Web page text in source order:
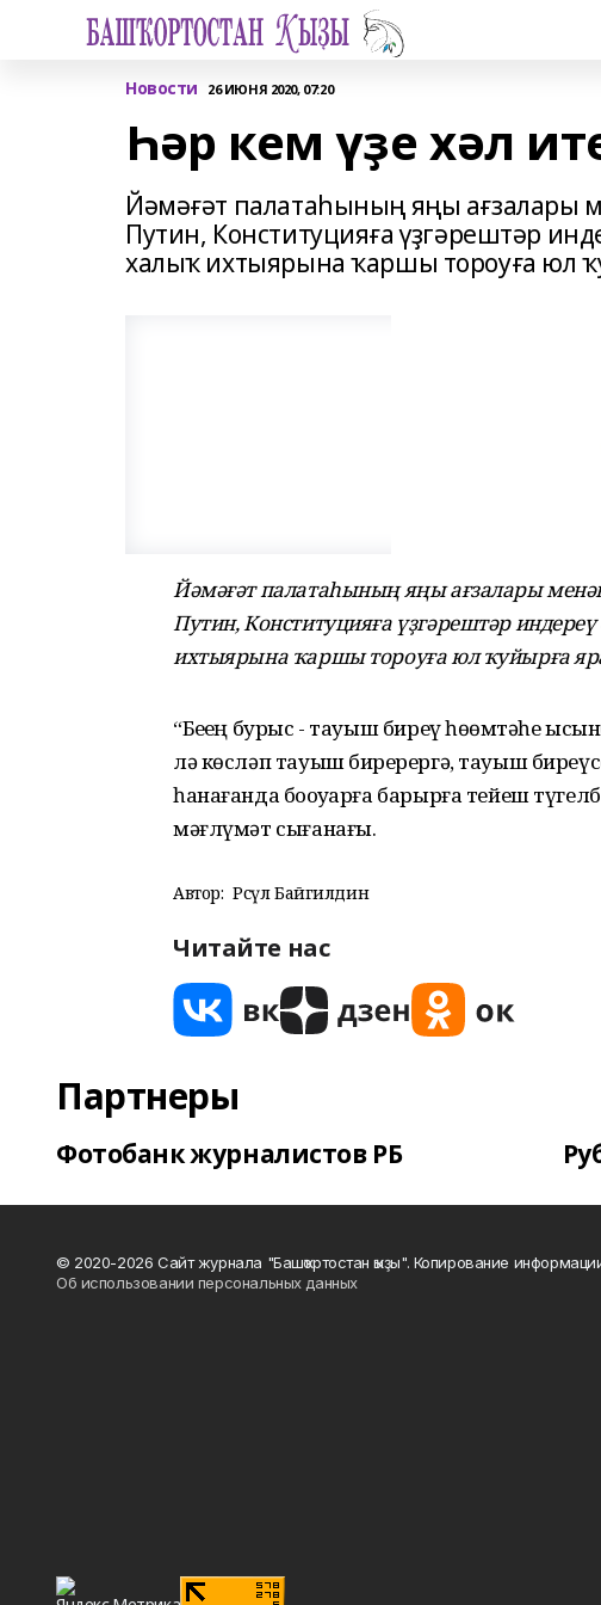
Новости 26 ИЮНЯ 2020, 07:20
Һәр кем үҙе хәл
Йәмәғәт палатаһының яңы ағзалары
Путин, Конституцияға үҙгәрештәр
халыҡ ихтыярына ҡаршы тороуға юл
Йәмәғәт палатаһының яңы ағзалары
Путин, Конституцияға үҙгәрештәр
ихтыярына ҡаршы тороуға юл ҡуйырға
“Беҙҙең бурыс - тауыш биреү һөҙөмтәһе
лә көсләп тауыш бирҙерергә, тауыш
һанағанда боҙоуҙарға барырға тейеш
мәғлүмәт сығанағы.
Автор: Рәсүл Байгилдин
Читайте нас
Партнеры
Фотобанк журналистов РБ
© 2020-2026 Сайт журнала "Башҡортостан ҡыҙы". Копирование
Об использовании персональных данных